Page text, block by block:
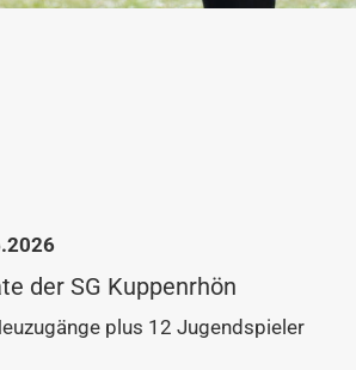
der SG Kuppenrhön
plus 12 Jugendspieler